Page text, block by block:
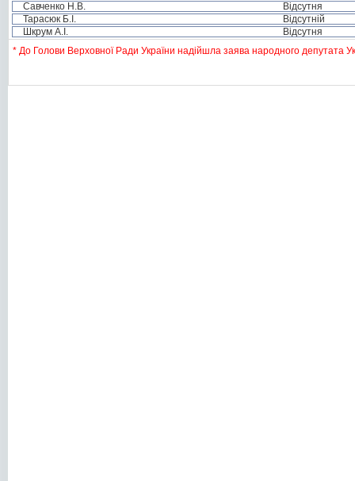
Савченко Н.В.
Відсутня
Тарасюк Б.І.
Відсутній
Шкрум А.І.
Відсутня
* До Голови Верховної Ради України надійшла заява народного депутата